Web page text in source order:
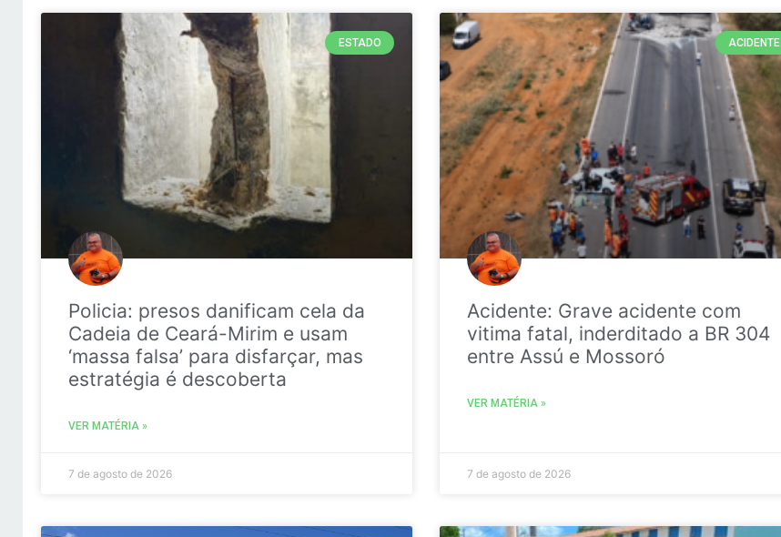
ESTADO
Policia: presos danificam cela da
Cadeia de Ceará-Mirim e usam
‘massa falsa’ para disfarçar, mas
estratégia é descoberta
VER MATÉRIA »
7 de agosto de 2026
ACIDENTE
Acidente: Grave acidente com
vitima fatal, inderditado a BR 304
entre Assú e Mossoró
VER MATÉRIA »
7 de agosto de 2026